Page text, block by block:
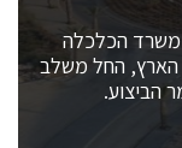
הכלכלה
הארץ, החל משלב
הביצוע.